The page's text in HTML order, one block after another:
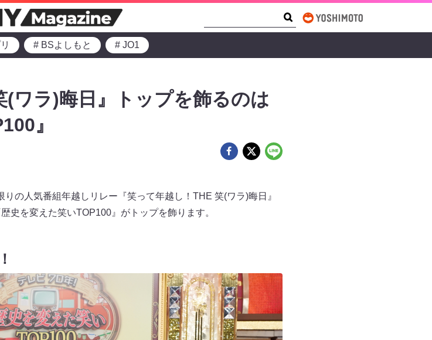
# BSよしもと # JO1
(ワラ)晦日』トップを飾るのは
』
の人気番組年越しリレー『笑って年越し！THE 笑(ワラ)晦日』
史を変えた笑いTOP100』がトップを飾ります。